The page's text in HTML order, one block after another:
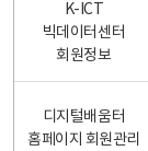
K-ICT
빅데이터센터
회원정보
디지털배움터
홈페이지 회원관리